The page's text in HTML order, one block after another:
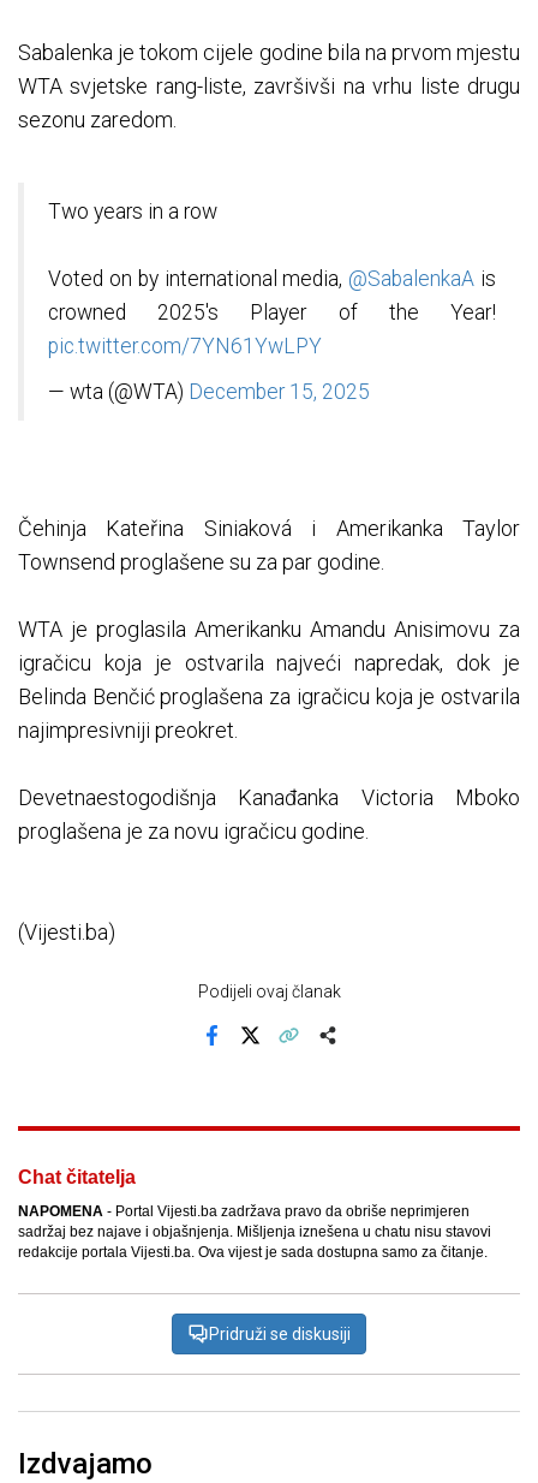
Sabalenka je tokom cijele godine bila na prvom mjestu
WTA svjetske rang-liste, završivši na vrhu liste drugu
sezonu zaredom.
Two years in a row
Voted on by international media, @SabalenkaA is
crowned 2025's Player of the Year!
pic.twitter.com/7YN61YwLPY
— wta (@WTA) December 15, 2025
Čehinja Kateřina Siniaková i Amerikanka Taylor
Townsend proglašene su za par godine.
WTA je proglasila Amerikanku Amandu Anisimovu za
igračicu koja je ostvarila najveći napredak, dok je
Belinda Benčić proglašena za igračicu koja je ostvarila
najimpresivniji preokret.
Devetnaestogodišnja Kanađanka Victoria Mboko
proglašena je za novu igračicu godine.
(Vijesti.ba)
Podijeli ovaj članak
Chat čitatelja
NAPOMENA - Portal Vijesti.ba zadržava pravo da obriše neprimjeren
sadržaj bez najave i objašnjenja. Mišljenja iznešena u chatu nisu stavovi
redakcije portala Vijesti.ba. Ova vijest je sada dostupna samo za čitanje.
Pridruži se diskusiji
Izdvajamo